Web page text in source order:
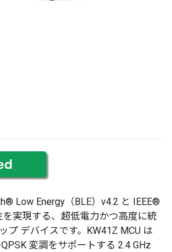
Low Energy（BLE）v4.2 と IEEE®
を実現する、超低電力かつ高度に統
プ デバイスです。KW41Z MCU は
変調をサポートする 2.4 GHz